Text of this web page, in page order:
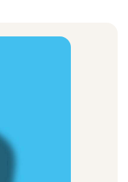
chambre 20 m²